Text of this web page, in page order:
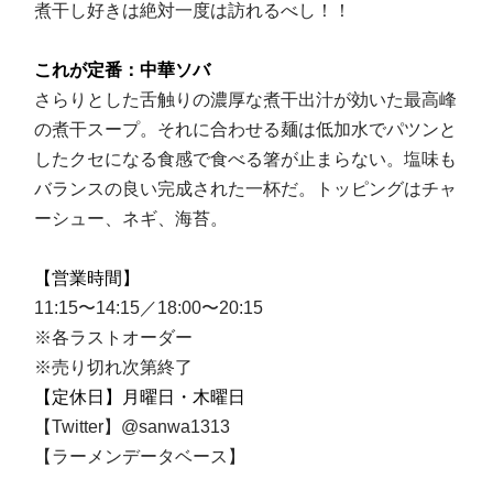
煮干し好きは絶対一度は訪れるべし！！
これが定番：中華ソバ
さらりとした舌触りの濃厚な煮干出汁が効いた最高峰
の煮干スープ。それに合わせる麺は低加水でパツンと
したクセになる食感で食べる箸が止まらない。塩味も
バランスの良い完成された一杯だ。トッピングはチャ
ーシュー、ネギ、海苔。
【営業時間】
11:15〜14:15／18:00〜20:15
※各ラストオーダー
※売り切れ次第終了
【定休日】月曜日・木曜日
【Twitter】 @sanwa1313
【ラーメンデータベース】